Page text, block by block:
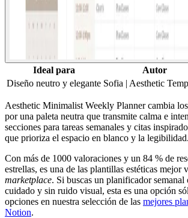
Ideal para Autor
Diseño neutro y elegante Sofia | Aesthetic
Aesthetic Minimalist Weekly Planner cambia
por una paleta neutra que transmite calma e
secciones para tareas semanales y citas
que prioriza el espacio en blanco y la legibilidad.
Con más de 1000 valoraciones y un 84 % de
estrellas, es una de las plantillas estéticas mejor
marketplace. Si buscas un planificador semanal
cuidado y sin ruido visual, esta es una opción
opciones en nuestra selección de las mejores
Notion.